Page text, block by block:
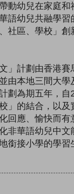
動幼兒在家庭和
語幼兒共融學習
社區、學校」創
」計劃由香港
由本地三間大學
劃為期五年，自
」的結合，以及
回應、愉快而有
非華語幼兒中文
銜接小學的學習